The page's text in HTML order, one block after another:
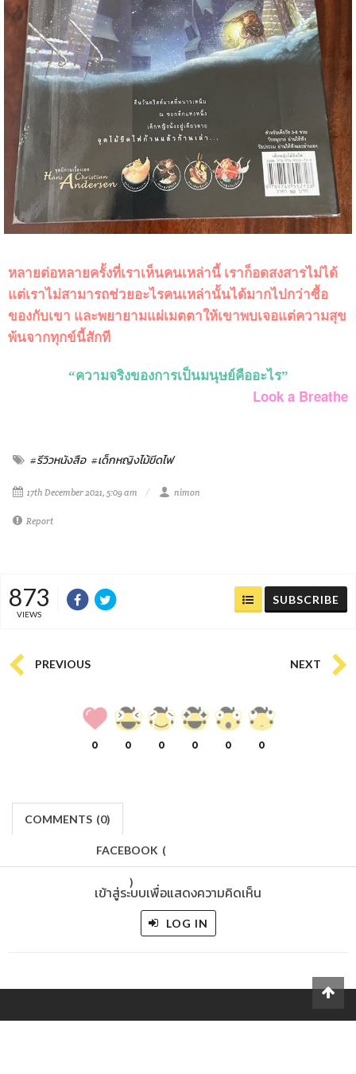
หลายต่อหลายครั้งที่เราเห็นคนเหล่านี้ เราก็อดสงสารไม่ได้
แต่เราไม่สามารถช่วยอะไรคนเหล่านั้นได้มากไปกว่าซื้อ
ของกับเขา และพยายามแผ่เมตตาให้เขาพบเจอแต่ความสุข
พ้นจากทุกข์นี้สักที
“ความจริงของการเป็นมนุษย์คืออะไร”
Look a Breathe
#รีวิวหนังสือ #เด็กหญิงไม้ขีดไฟ
17th December 2021, 5:09 am nimon
Report
873
VIEWS
SUBSCRIBE
PREVIOUS NEXT
0 0 0 0 0 0
COMMENTS (0)
FACEBOOK (
)
เข้าสู่ระบบเพื่อแสดงความคิดเห็น
LOG IN